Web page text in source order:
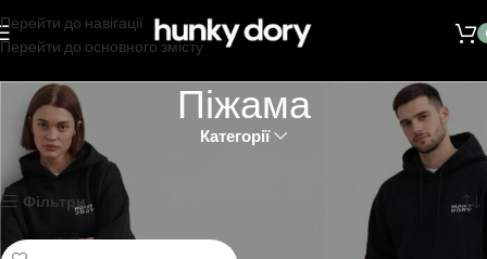
Перейти до навігації
Перейти до основного змісту
Піжама
Категорії
Головна Каталог Показано один результат
Фільтри